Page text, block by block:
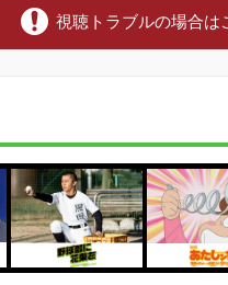
視聴トラブルの場合は